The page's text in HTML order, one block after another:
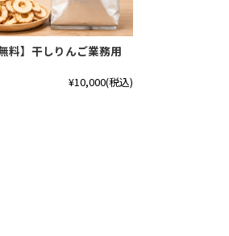
料】干しりんご業務用
¥10,000(税込)